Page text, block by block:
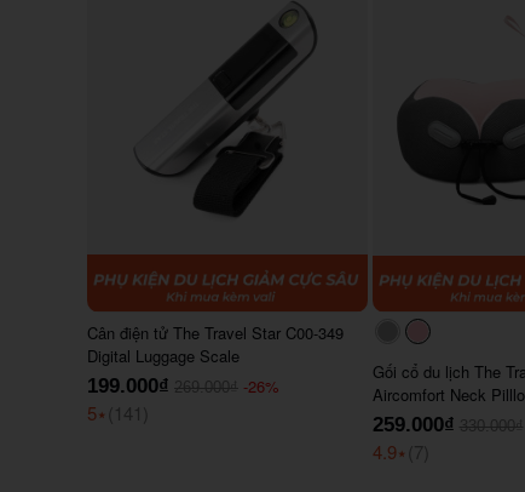
Cân điện tử The Travel Star C00-349
Digital Luggage Scale
199.000₫ 269.000₫ -26%
5⭑ (141)
#acacac
#ffc0cb
Gối cổ du lịch The
Aircomfort Neck
259.000₫ 330.000₫
4.9⭑ (7)